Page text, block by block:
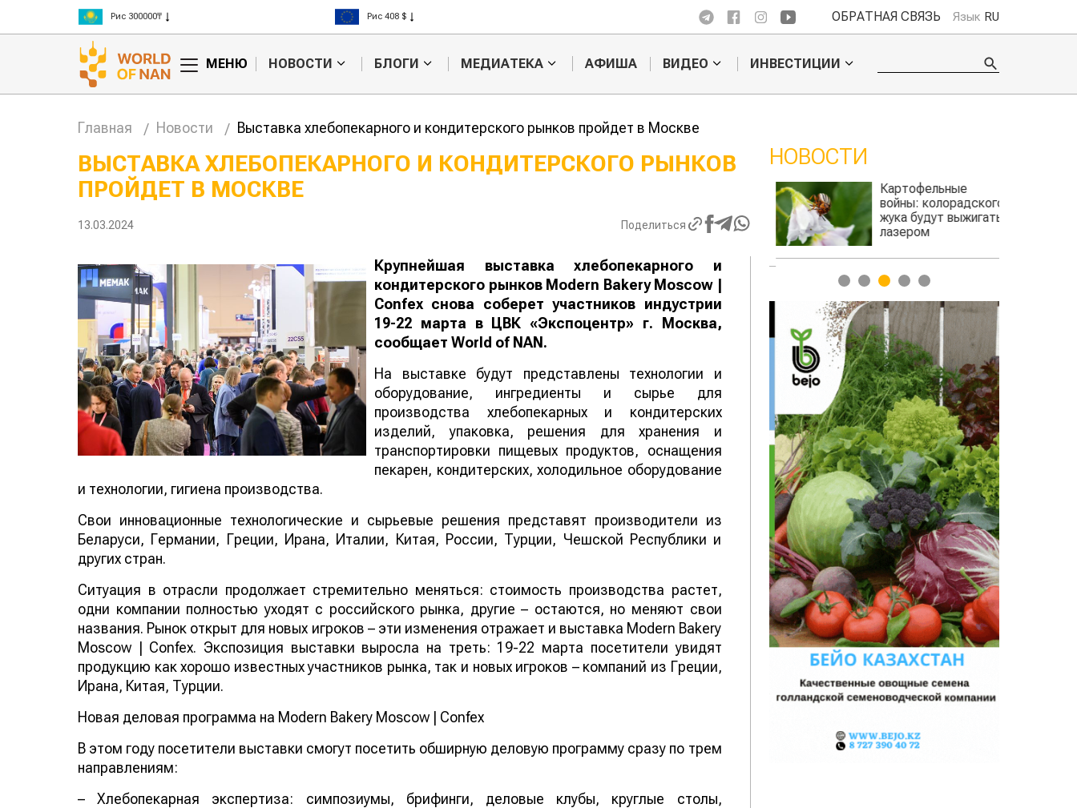
Пшеница 3 класс 125000₸
Ячмень 130000₸
Кукуруза 150000₸
Рис 300000₸
Пшеница 423 $
Ячмень 330 $
Рис 408 $
ОБРАТНАЯ СВЯЗЬ Язык RU
МЕНЮ НОВОСТИ БЛОГИ МЕДИАТЕКА АФИША ВИДЕО ИНВЕСТИЦИИ
Главная Новости Выставка хлебопекарного и кондитерского рынков пройдет в Москве
ВЫСТАВКА ХЛЕБОПЕКАРНОГО И КОНДИТЕРСКОГО РЫНКОВ
ПРОЙДЕТ В МОСКВЕ
13.03.2024 Поделиться
Крупнейшая выставка хлебопекарного и
кондитерского рынков Modern Bakery Moscow |
Confex снова соберет участников индустрии
19-22 марта в ЦВК «Экспоцентр» г. Москва,
сообщает World of NAN.
На выставке будут представлены технологии и
оборудование, ингредиенты и сырье для
производства хлебопекарных и кондитерских
изделий, упаковка, решения для хранения и
транспортировки пищевых продуктов, оснащения
пекарен, кондитерских, холодильное оборудование
и технологии, гигиена производства.
Свои инновационные технологические и сырьевые решения представят производители из
Беларуси, Германии, Греции, Ирана, Италии, Китая, России, Турции, Чешской Республики и
других стран.
Ситуация в отрасли продолжает стремительно меняться: стоимость производства растет,
одни компании полностью уходят с российского рынка, другие – остаются, но меняют свои
названия. Рынок открыт для новых игроков – эти изменения отражает и выставка Modern Bakery
Moscow | Confex. Экспозиция выставки выросла на треть: 19-22 марта посетители увидят
продукцию как хорошо известных участников рынка, так и новых игроков – компаний из Греции,
Ирана, Китая, Турции.
Новая деловая программа на Modern Bakery Moscow | Confex
В этом году посетители выставки смогут посетить обширную деловую программу сразу по трем
направлениям:
– Хлебопекарная экспертиза: симпозиумы, брифинги, деловые клубы, круглые столы,
НОВОСТИ
Ученые нашли
используют для
производства
Картофельные
войны: колорадского
жука будут выжигать
лазером
Казахстан по
хозяйства
1 2 3 4 5